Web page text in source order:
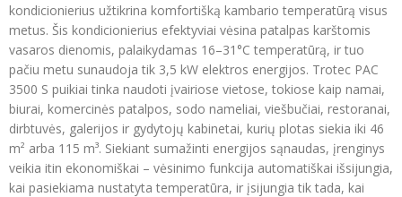
kondicionierius užtikrina komfortišką kambario temperatūrą visus
metus. Šis kondicionierius efektyviai vėsina patalpas karštomis
vasaros dienomis, palaikydamas 16–31°C temperatūrą, ir tuo
pačiu metu sunaudoja tik 3,5 kW elektros energijos. Trotec PAC
3500 S puikiai tinka naudoti įvairiose vietose, tokiose kaip namai,
biurai, komercinės patalpos, sodo nameliai, viešbučiai, restoranai,
dirbtuvės, galerijos ir gydytojų kabinetai, kurių plotas siekia iki 46
m² arba 115 m³. Siekiant sumažinti energijos sąnaudas, įrenginys
veikia itin ekonomiškai – vėsinimo funkcija automatiškai išsijungia,
kai pasiekiama nustatyta temperatūra, ir įsijungia tik tada, kai